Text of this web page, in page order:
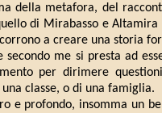
della metafora, del
di Mirabasso e
a creare una storia
me si presta ad
per dirimere
classe, o di una famiglia.
e profondo, insomma un